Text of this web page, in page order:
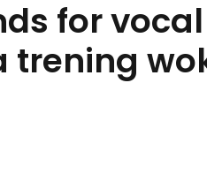
for
trening